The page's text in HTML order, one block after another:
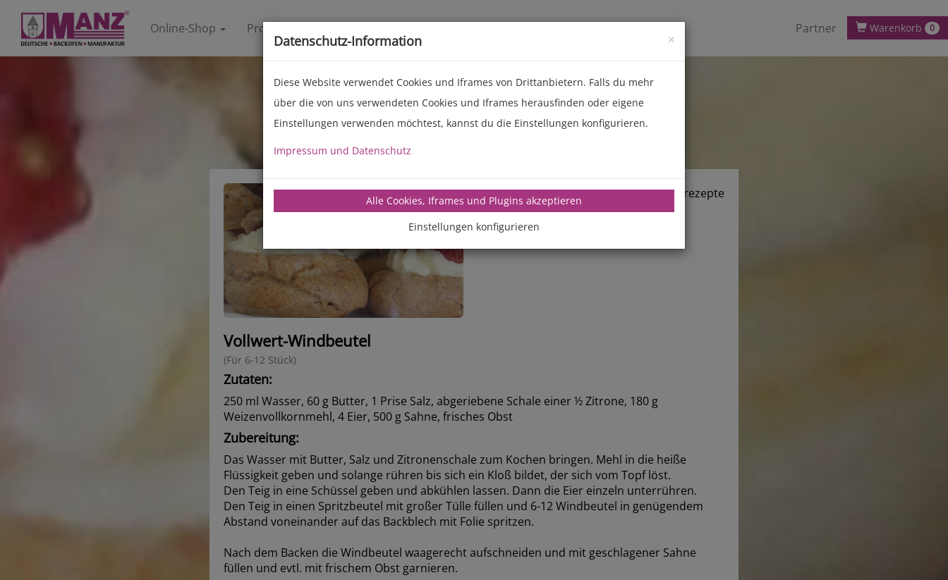
Online-Shop Produkte Partner Warenkorb 0
manz-backtechnik.de/rezepte
Vollwert-Windbeutel
(Für 6-12 Stück)
Zutaten:
250 ml Wasser, 60 g Butter, 1 Prise Salz, abgeriebene Schale einer ½ Zitrone, 180 g
Weizenvollkornmehl, 4 Eier, 500 g Sahne, frisches Obst
Zubereitung:
Das Wasser mit Butter, Salz und Zitronenschale zum Kochen bringen. Mehl in die heiße
Flüssigkeit geben und solange rühren bis sich ein Kloß bildet, der sich vom Topf löst.
Den Teig in eine Schüssel geben und abkühlen lassen. Dann die Eier einzeln unterrühren.
Den Teig in einen Spritzbeutel mit großer Tülle füllen und 6-12 Windbeutel in genügendem
Abstand voneinander auf das Backblech mit Folie spritzen.
Nach dem Backen die Windbeutel waagerecht aufschneiden und mit geschlagener Sahne
füllen und evtl. mit frischem Obst garnieren.
×
Datenschutz-Information
Diese Website verwendet Cookies und Iframes von Drittanbietern. Falls du mehr
über die von uns verwendeten Cookies und Iframes herausfinden oder eigene
Einstellungen verwenden möchtest, kannst du die Einstellungen konfigurieren.
Impressum und Datenschutz
Alle Cookies, Iframes und Plugins akzeptieren
Einstellungen konfigurieren